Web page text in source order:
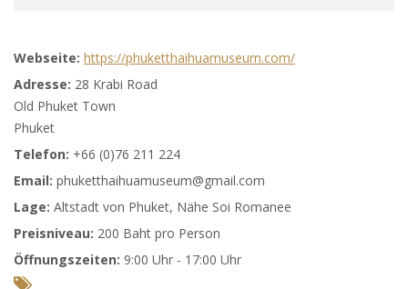
Webseite: https://phuketthaihuamuseum.com/
Adresse: 28 Krabi Road
Old Phuket Town
Phuket
Telefon: +66 (0)76 211 224
Email: phuketthaihuamuseum@gmail.com
Lage: Altstadt von Phuket, Nähe Soi Romanee
Preisniveau: 200 Baht pro Person
Öffnungszeiten: 9:00 Uhr - 17:00 Uhr